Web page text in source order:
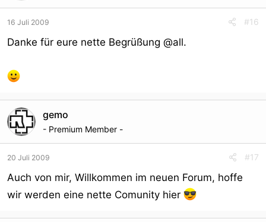
16 Juli 2009 #16
Danke für eure nette Begrüßung @all.
gemo
- Premium Member -
20 Juli 2009 #17
Auch von mir, Willkommen im neuen Forum, hoffe
wir werden eine nette Comunity hier